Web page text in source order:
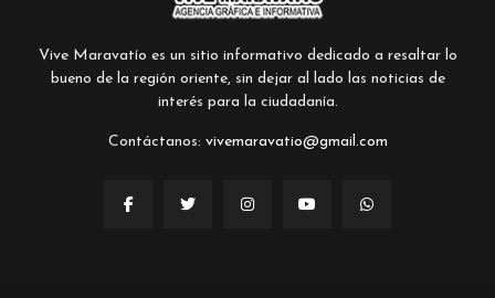
Vive Maravatío es un sitio informativo dedicado a resaltar lo
bueno de la región oriente, sin dejar al lado las noticias de
interés para la ciudadanía.
Contáctanos: vivemaravatio@gmail.com